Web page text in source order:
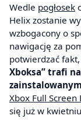
Wedle pogłosek
Helix zostanie
wzbogacony o
nawigację za
potwierdzać
Xboksa” trafi
Xbox Full Screen
się już w